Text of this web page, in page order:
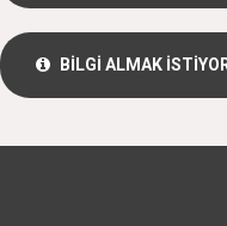
BİLGİ ALMAK